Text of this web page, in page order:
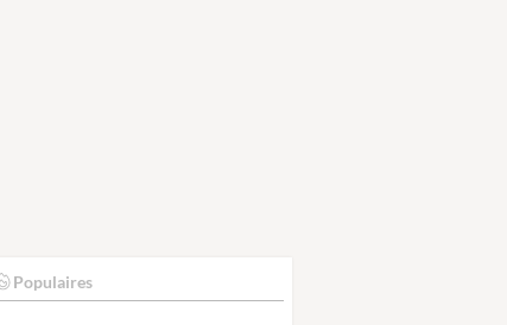
Populaires